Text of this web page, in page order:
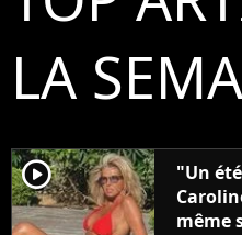
LA
player2
"Un
même